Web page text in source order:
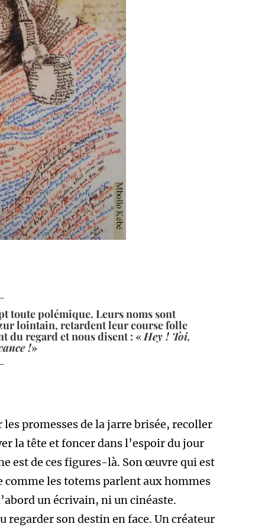
toute polémique. Leurs noms sont
lointain, retardent leur course folle
du regard et nous disent : «Hey ! Toi,
!»
promesses de la jarre brisée, recoller
la tête et foncer dans l’espoir du jour
est de ces figures-là. Son œuvre qui est
les totems parlent aux hommes
un écrivain, ni un cinéaste.
regarder son destin en face. Un créateur